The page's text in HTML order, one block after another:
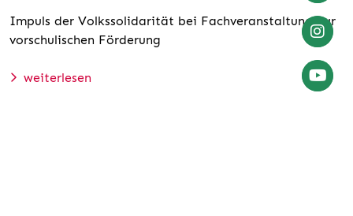
Impuls der Volkssolidarität bei Fachveranstaltung zur
vorschulischen Förderung
weiterlesen
Weiter
zu
Weiter
zu